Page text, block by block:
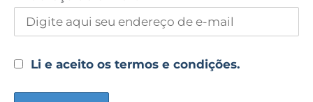
Li e aceito os termos e condições.